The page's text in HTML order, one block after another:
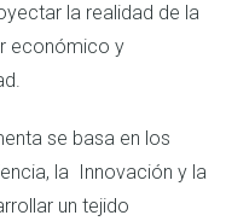
la realidad de la
económico y
se basa en los
la Innovación y la
un tejido